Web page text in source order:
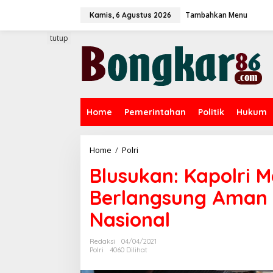
Kamis, 6 Agustus 2026 Tambahkan Menu
Home Pemerintahan Politik Hukum
tutup
Home / Polri
u
s
u
k
a
n
:
K
p
Blusukan: Kapolri
Berlangsung
Nasional
Redaksi
04/04/2021
Polri
4060 Dilihat